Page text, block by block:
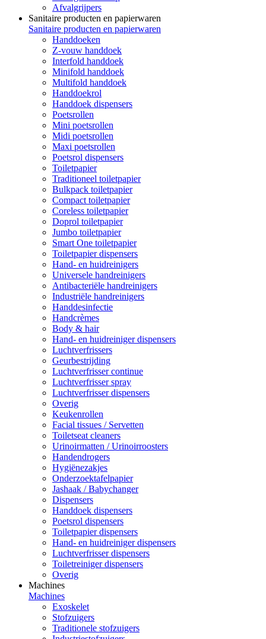
Afvalgrijpers
Sanitaire producten en papierwaren
Sanitaire producten en papierwaren
Handdoeken
Z-vouw handdoek
Interfold handdoek
Minifold handdoek
Multifold handdoek
Handdoekrol
Handdoek dispensers
Poetsrollen
Mini poetsrollen
Midi poetsrollen
Maxi poetsrollen
Poetsrol dispensers
Toiletpapier
Traditioneel toiletpapier
Bulkpack toiletpapier
Compact toiletpapier
Coreless toiletpapier
Doprol toiletpapier
Jumbo toiletpapier
Smart One toiletpapier
Toiletpapier dispensers
Hand- en huidreinigers
Universele handreinigers
Antibacteriële handreinigers
Industriële handreinigers
Handdesinfectie
Handcrèmes
Body & hair
Hand- en huidreiniger dispensers
Luchtverfrissers
Geurbestrijding
Luchtverfrisser continue
Luchtverfrisser spray
Luchtverfrisser dispensers
Overig
Keukenrollen
Facial tissues / Servetten
Toiletseat cleaners
Urinoirmatten / Urinoirroosters
Handendrogers
Hygiënezakjes
Onderzoektafelpapier
Jashaak / Babychanger
Dispensers
Handdoek dispensers
Poetsrol dispensers
Toiletpapier dispensers
Hand- en huidreiniger dispensers
Luchtverfrisser dispensers
Toiletreiniger dispensers
Overig
Machines
Machines
Exoskelet
Stofzuigers
Traditionele stofzuigers